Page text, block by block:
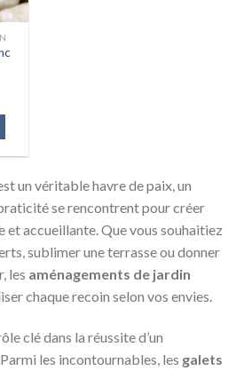
un véritable havre de paix, un
se rencontrent pour créer
et accueillante. Que vous souhaitiez
sublimer une terrasse ou donner
les aménagements de jardin
chaque recoin selon vos envies.
clé dans la réussite d’un
les incontournables, les galets